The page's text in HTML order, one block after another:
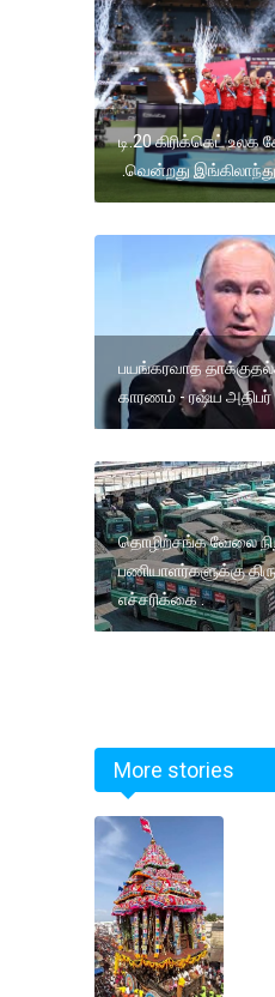
டி.20 கிரிக்கெட்
.வென்றது இங்கிலாந்து
பயங்கரவாத
காரணம் - ரஷ்ய அதிபர்
தொழிற்சங்க வேலை
பணியாளர்களுக்கு
எச்சரிக்கை .
More stories